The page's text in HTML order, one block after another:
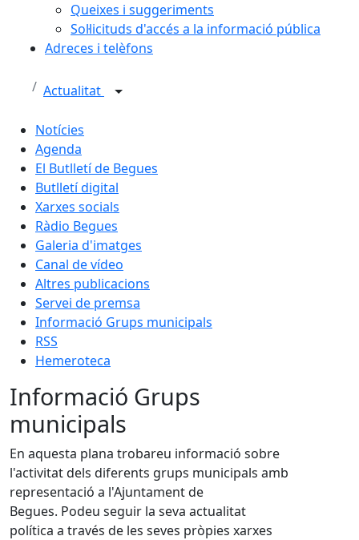
Queixes i suggeriments
Sol·licituds d'accés a la informació pública
Adreces i telèfons
Actualitat
Notícies
Agenda
El Butlletí de Begues
Butlletí digital
Xarxes socials
Ràdio Begues
Galeria d'imatges
Canal de vídeo
Altres publicacions
Servei de premsa
Informació Grups municipals
RSS
Hemeroteca
Informació Grups
municipals
En aquesta plana trobareu informació sobre
l'activitat dels diferents grups municipals amb
representació a l'Ajuntament de
Begues. Podeu seguir la seva actualitat
política a través de les seves pròpies xarxes